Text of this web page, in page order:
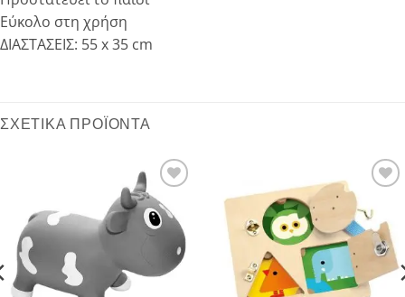
Εύκολο στη χρήση
ΔΙΑΣΤΑΣΕΙΣ: 55 x 35 cm
ΣΧΕΤΙΚΆ ΠΡΟΪΌΝΤΑ
Add to
wishlist
wishlist